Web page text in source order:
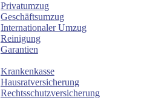
Privatumzug
Geschäftsumzug
Internationaler Umzug
Reinigung
Garantien
Krankenkasse
Hausratversicherung
Rechtsschutzversicherung